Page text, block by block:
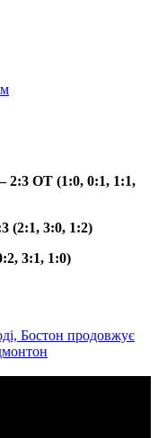
2:3 ОТ (1:0, 0:1, 1:1,
(2:1, 3:0, 1:2)
3:1, 1:0)
Бостон продовжує